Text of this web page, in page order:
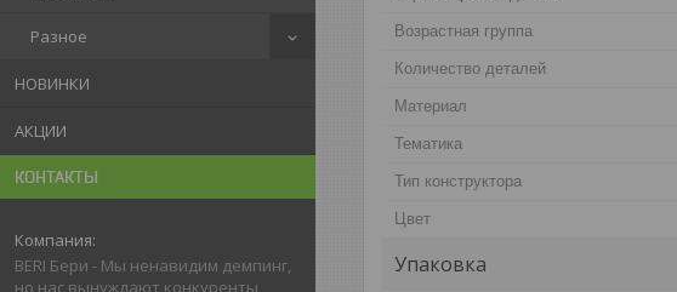
Разное
НОВИНКИ
АКЦИИ
КОНТАКТЫ
BERI Бери - Мы ненавидим демпинг,
но нас вынуждают конкуренты
Возрастная группа
Количество деталей
Материал
Тематика
Тип конструктора
Цвет
Упаковка